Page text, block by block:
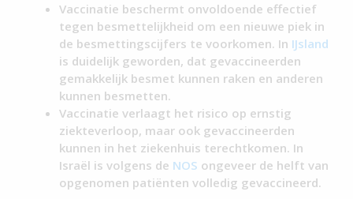
Vaccinatie beschermt onvoldoende effectief
tegen besmettelijkheid om een nieuwe piek in
de besmettingscijfers te voorkomen. In IJsland
is duidelijk geworden, dat gevaccineerden
gemakkelijk besmet kunnen raken en anderen
kunnen besmetten.
Vaccinatie verlaagt het risico op ernstig
ziekteverloop, maar ook gevaccineerden
kunnen in het ziekenhuis terechtkomen. In
Israël is volgens de NOS ongeveer de helft van
opgenomen patiënten volledig gevaccineerd.